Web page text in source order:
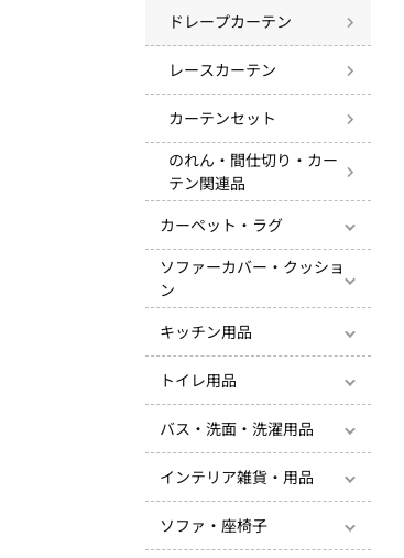
ドレープカーテン
レースカーテン
カーテンセット
のれん・間仕切り・カー
テン関連品
カーペット・ラグ
ソファーカバー・クッショ
ン
キッチン用品
トイレ用品
バス・洗面・洗濯用品
インテリア雑貨・用品
ソファ・座椅子